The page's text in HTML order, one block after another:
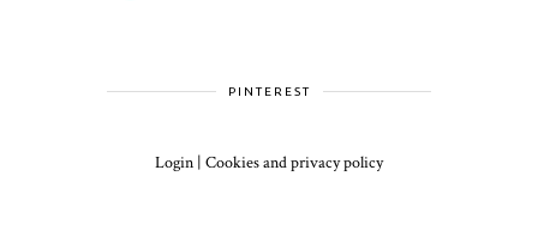
PINTEREST
Login | Cookies and privacy policy